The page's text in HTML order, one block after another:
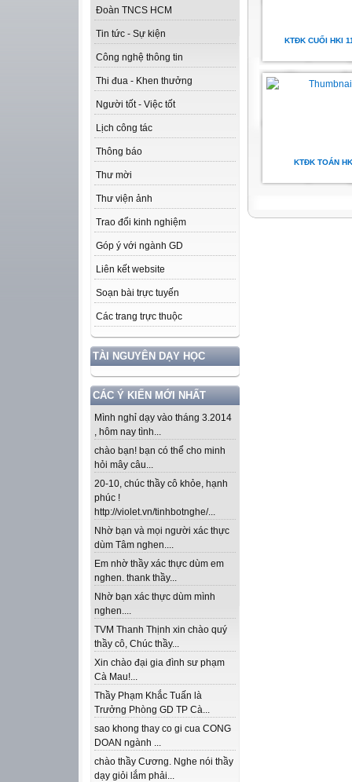
Đoàn TNCS HCM
Tin tức - Sự kiện
Công nghệ thông tin
Thi đua - Khen thưởng
Người tốt - Việc tốt
Lịch công tác
Thông báo
Thư mời
Thư viện ảnh
Trao đổi kinh nghiệm
Góp ý với ngành GD
Liên kết website
Soạn bài trực tuyến
Các trang trực thuộc
TÀI NGUYÊN DẠY HỌC
CÁC Ý KIẾN MỚI NHẤT
Mình nghỉ dạy vào tháng 3.2014
, hôm nay tình...
chào bạn! bạn có thể cho minh
hỏi mây câu...
20-10, chúc thầy cô khỏe, hạnh
phúc !
http://violet.vn/tinhbotnghe/...
Nhờ bạn và mọi người xác thực
dùm Tâm nghen....
Em nhờ thầy xác thực dùm em
nghen. thank thầy...
Nhờ bạn xác thực dùm mình
nghen....
TVM Thanh Thịnh xin chào quý
thầy cô, Chúc thầy...
Xin chào đại gia đình sư phạm
Cà Mau!...
Thầy Phạm Khắc Tuấn là
Trưởng Phòng GD TP Cà...
sao khong thay co gi cua CONG
DOAN ngành ...
chào thầy Cương. Nghe nói thầy
dạy giỏi lắm phải...
KTĐK CUỐI HKI
KTĐK TOÁN